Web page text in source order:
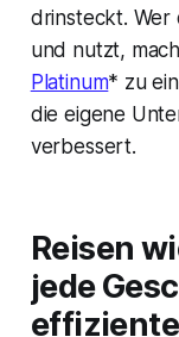
drinsteckt. Wer
und nutzt,
Platinum* zu
die eigene
verbessert.
Reisen
jede